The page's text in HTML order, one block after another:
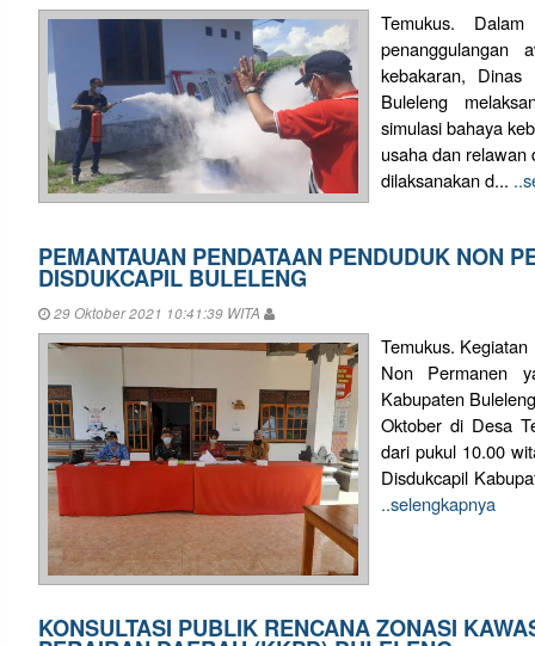
Temukus.
penanggulangan
kebakaran, Dinas
Buleleng
simulasi bahaya
usaha dan relawan
dilaksanakan d...
PEMANTAUAN PENDATAAN PENDUDUK NON
DISDUKCAPIL BULELENG
29 Oktober 2021 10:41:39 WITA
Temukus.
Non Permanen
Kabupaten
Oktober di Desa
dari pukul 10.00
Disdukcapil
..selengkapnya
KONSULTASI PUBLIK RENCANA ZONASI